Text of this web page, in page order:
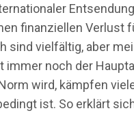
finanziellen Verlust
sind vielfältig, aber
noch der
wird, kämpfen
ist. So erklärt